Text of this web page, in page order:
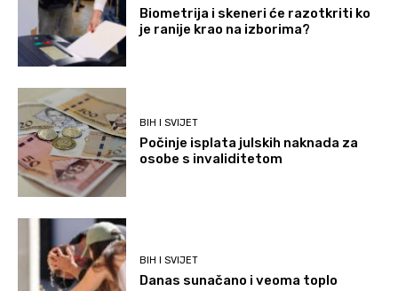
Biometrija i skeneri će razotkriti ko
je ranije krao na izborima?
BIH I SVIJET
Počinje isplata julskih naknada za
osobe s invaliditetom
BIH I SVIJET
Danas sunačano i veoma toplo